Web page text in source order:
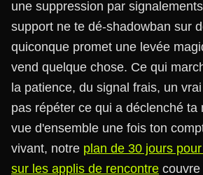
une suppression par
support ne te dé-shadowban sur
quiconque promet une levée
vend quelque chose. Ce qui
la patience, du signal frais, un
pas répéter ce qui a déclenché ta
vue d'ensemble une fois ton
vivant, notre plan de 30 jours
sur les applis de rencontre couvre